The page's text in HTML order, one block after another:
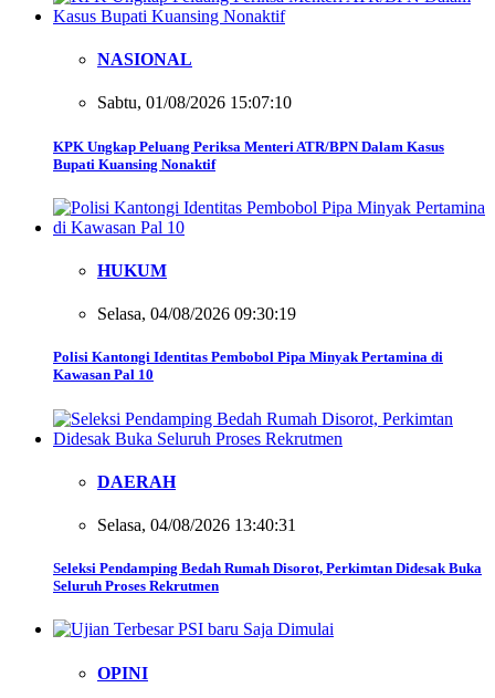
NASIONAL
Sabtu, 01/08/2026 15:07:10
KPK Ungkap Peluang Periksa Menteri ATR/BPN Dalam Kasus
Bupati Kuansing Nonaktif
HUKUM
Selasa, 04/08/2026 09:30:19
Polisi Kantongi Identitas Pembobol Pipa Minyak Pertamina di
Kawasan Pal 10
DAERAH
Selasa, 04/08/2026 13:40:31
Seleksi Pendamping Bedah Rumah Disorot, Perkimtan Didesak Buka
Seluruh Proses Rekrutmen
OPINI